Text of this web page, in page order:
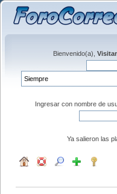
Bienvenido(a),
Ingresar con nombre de
Ya salieron las